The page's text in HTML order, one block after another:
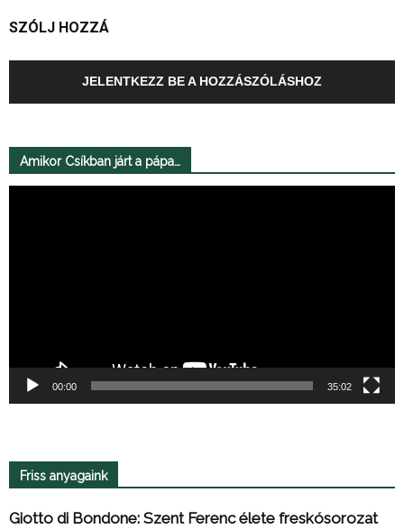
SZÓLJ HOZZÁ
JELENTKEZZ BE A HOZZÁSZÓLÁSHOZ
Amikor Csíkban járt a pápa…
00:00 35:02
Friss anyagaink
Giotto di Bondone: Szent Ferenc élete freskósorozat